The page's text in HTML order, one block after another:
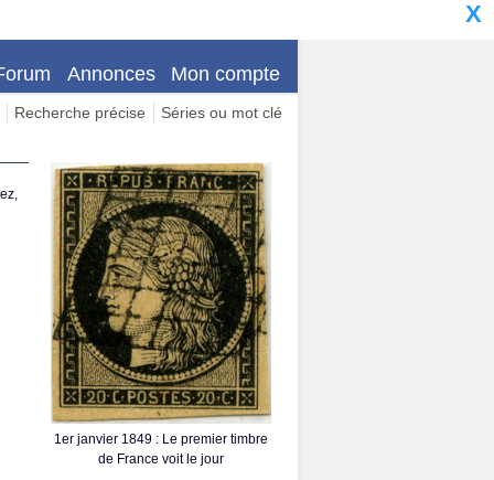
X
Annonces Mon compte
Recherche précise Séries ou mot clé
1er janvier 1849 : Le premier timbre
de France voit le jour